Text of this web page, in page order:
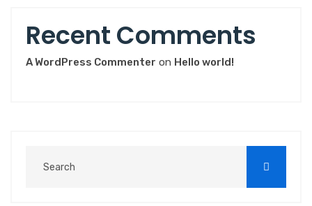
Recent Comments
A WordPress Commenter on Hello world!